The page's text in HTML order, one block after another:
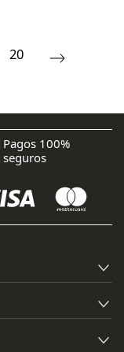
€.20
Pagos 100%
seguros